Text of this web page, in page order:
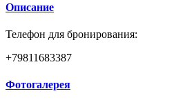
Описание
Телефон для бронирования:
+79811683387
Фотогалерея